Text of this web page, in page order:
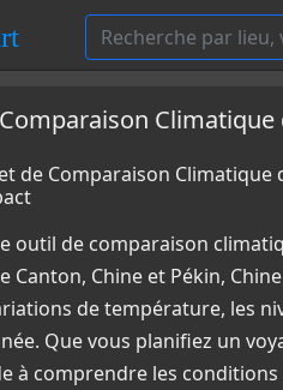
Climatique
de Comparaison Climatique
outil de comparaison
Canton, Chine et Pékin,
de température, les
Que vous planifiez un
à comprendre les